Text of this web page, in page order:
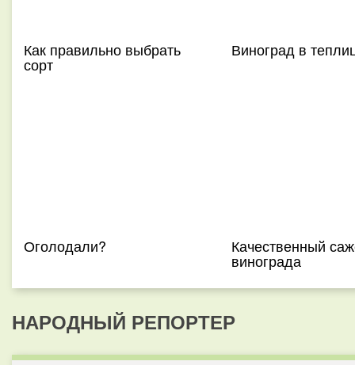
Как правильно выбрать
сорт
Виноград в
Оголодали? Качественный
винограда
НАРОДНЫЙ РЕПОРТЕР